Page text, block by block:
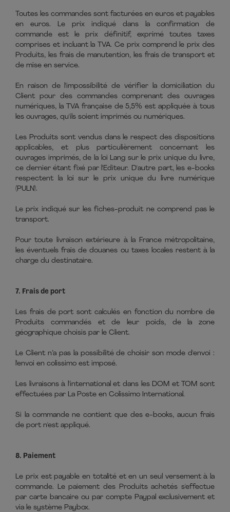
Toutes les commandes sont facturées en euros et payables
en euros. Le prix indiqué dans la confirmation de
commande est le prix définitif, exprimé toutes taxes
comprises et incluant la TVA. Ce prix comprend le prix des
Produits, les frais de manutention, les frais de transport et
de mise en service.
En raison de l'impossibilité de vérifier la domiciliation du
Client pour des commandes comprenant des ouvrages
numériques, la TVA française de 5,5% est appliquée à tous
les ouvrages, qu'ils soient imprimés ou numériques.
Les Produits sont vendus dans le respect des dispositions
applicables, et plus particulièrement concernant les
ouvrages imprimés, de la loi Lang sur le prix unique du livre,
ce dernier étant fixé par l'Editeur. D'autre part, les e-books
respectent la loi sur le prix unique du livre numérique
(PULN).
Le prix indiqué sur les fiches-produit ne comprend pas le
transport.
Pour toute livraison extérieure à la France métropolitaine,
les éventuels frais de douanes ou taxes locales restent à la
charge du destinataire.
7. Frais de port
Les frais de port sont calculés en fonction du nombre de
Produits commandés et de leur poids, de la zone
géographique choisis par le Client.
Le Client n’a pas la possibilité de choisir son mode d'envoi :
l'envoi en colissimo est imposé.
Les livraisons à l'international et dans les DOM et TOM sont
effectuées par La Poste en Colissimo International.
Si la commande ne contient que des e-books, aucun frais
de port n'est appliqué.
8. Paiement
Le prix est payable en totalité et en un seul versement à la
commande. Le paiement des Produits achetés s'effectue
par carte bancaire ou par compte Paypal exclusivement et
via le système Paybox.